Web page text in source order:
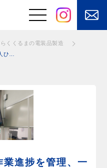
発
販売
くくるまの電装品製造
進捗を管理、一